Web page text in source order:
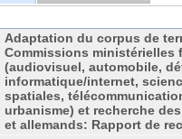
Adaptation du corpus de
Commissions ministérielles
(audiovisuel, automobile,
informatique/internet,
spatiales,
urbanisme) et recherche
et allemands: Rapport de